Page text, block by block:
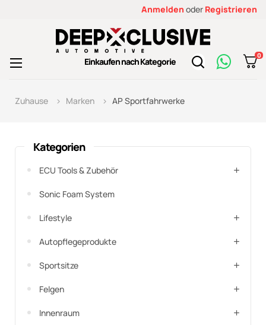
Anmelden oder Registrieren
Einkaufen nach Kategorie
0
Toggle
☰
Zuhause Marken AP Sportfahrwerke
Kategorien
ECU Tools & Zubehör
Sonic Foam System
Lifestyle
Autopflegeprodukte
Sportsitze
Felgen
Innenraum